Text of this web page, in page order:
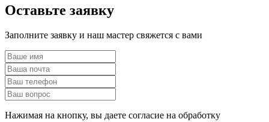
Оставьте заявку
Заполните заявку и наш мастер свяжется с вами
Нажимая на кнопку, вы даете согласие на обработку